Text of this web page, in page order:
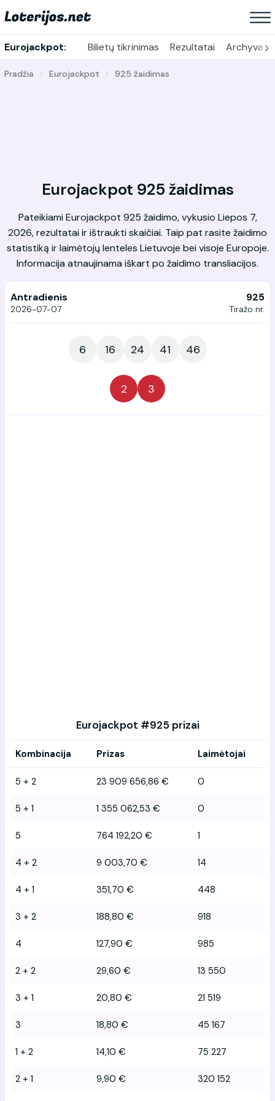
Eurojackpot: Bilietų tikrinimas Rezultatai Archyvas
›
Pradžia Eurojackpot 925 žaidimas
Eurojackpot 925 žaidimas
Pateikiami Eurojackpot 925 žaidimo, vykusio Liepos 7,
2026, rezultatai ir ištraukti skaičiai. Taip pat rasite žaidimo
statistiką ir laimėtojų lenteles Lietuvoje bei visoje Europoje.
Informacija atnaujinama iškart po žaidimo transliacijos.
Antradienis
2026-07-07
925
Tiražo nr.
6 16 24 41 46
2 3
Eurojackpot #925 prizai
Kombinacija Prizas Laimėtojai
5 + 2 23 909 656,86 € 0
5 + 1 1 355 062,53 € 0
5 764 192,20 € 1
4 + 2 9 003,70 € 14
4 + 1 351,70 € 448
3 + 2 188,80 € 918
4 127,90 € 985
2 + 2 29,60 € 13 550
3 + 1 20,80 € 21 519
3 18,80 € 45 167
1 + 2 14,10 € 75 227
2 + 1 9,90 € 320 152